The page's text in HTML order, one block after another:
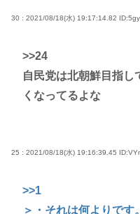
30 : 2021/08/18(水) 19:17:14.82
>>24
自民党は北朝鮮目指し
くなってるよな
25 : 2021/08/18(水) 19:16:39.45
>>1
＞・それは何よりです